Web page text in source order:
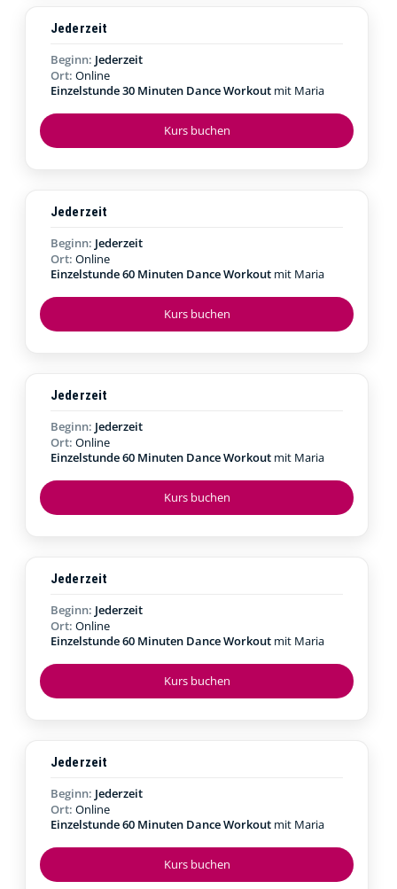
Kurs buchen
Jederzeit
Beginn: Jederzeit
Ort: Online
Einzelstunde 30 Minuten Dance Workout mit Maria
Kurs buchen
Jederzeit
Beginn: Jederzeit
Ort: Online
Einzelstunde 60 Minuten Dance Workout mit Maria
Kurs buchen
Jederzeit
Beginn: Jederzeit
Ort: Online
Einzelstunde 60 Minuten Dance Workout mit Maria
Kurs buchen
Jederzeit
Beginn: Jederzeit
Ort: Online
Einzelstunde 60 Minuten Dance Workout mit Maria
Kurs buchen
Jederzeit
Beginn: Jederzeit
Ort: Online
Einzelstunde 60 Minuten Dance Workout mit Maria